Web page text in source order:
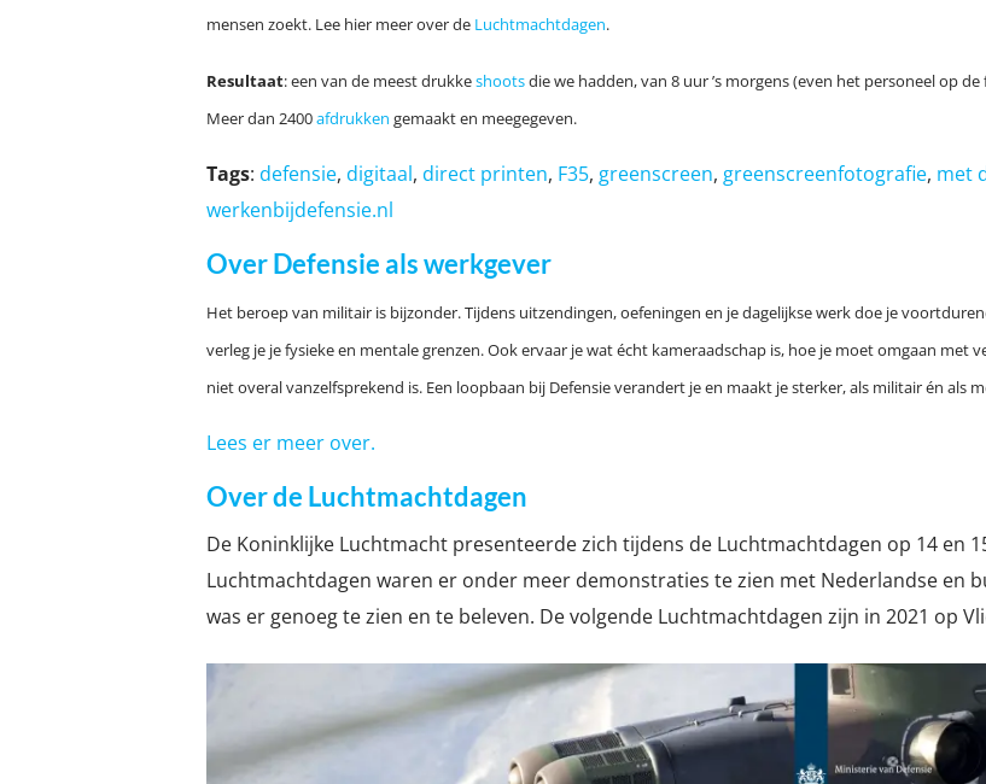
mensen zoekt. Lee hier meer over de Luchtmachtdagen.
Resultaat: een van de meest drukkeshootsdie we hadden, van 8 uur ’s morgens (even het personeel op
Meer dan 2400afdrukken gemaakt en meegegeven.
Tags: defensie, digitaal, direct printen, F35, greenscreen, greenscreenfotografie, met
werkenbijdefensie.nl
Over Defensie als werkgever
Het beroep van militair is bijzonder. Tijdens uitzendingen, oefeningen en je dagelijkse werk doe je
verleg je je fysieke en mentale grenzen. Ook ervaar je wat écht kameraadschap is, hoe je moet omgaan met
niet overal vanzelfsprekend is. Een loopbaan bij Defensie verandert je en maakt je sterker, als militair én als
Lees er meer over.
Over de Luchtmachtdagen
De Koninklijke Luchtmacht presenteerde zich tijdens de Luchtmachtdagen op 14 en
Luchtmachtdagen waren er onder meer demonstraties te zien met Nederlandse en
was er genoeg te zien en te beleven. De volgende Luchtmachtdagen zijn in 2021 op